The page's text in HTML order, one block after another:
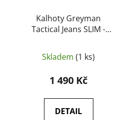
Kalhoty Greyman
Tactical Jeans SLIM -
modré - HELIKON
Skladem (1 ks)
1 490 Kč
DETAIL